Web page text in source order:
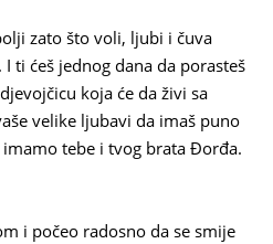
zato što voli, ljubi i čuva
ti ćeš jednog dana da porasteš
koja će da živi sa
velike ljubavi da imaš puno
tebe i tvog brata Đorđa.
i počeo radosno da se smije